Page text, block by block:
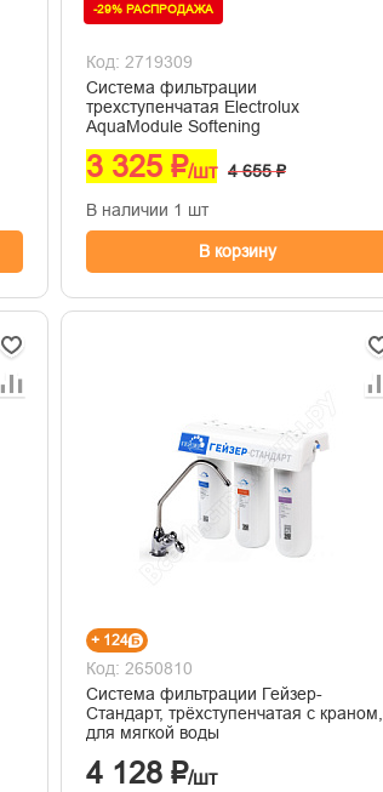
-29% РАСПРОДАЖА
Код: 2719309
Система фильтрации
трехступенчатая Electrolux
AquaModule Softening
3 325 ₽/шт 4 655 ₽
В наличии 1 шт
В корзину
+ 124
Код: 2650810
Система фильтрации Гейзер-
Стандарт, трёхступенчатая с краном,
для мягкой воды
4 128 ₽/шт